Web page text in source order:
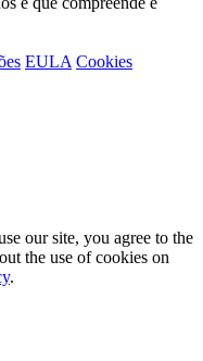
EULA Cookies
our site, you agree to the
the use of cookies on
.